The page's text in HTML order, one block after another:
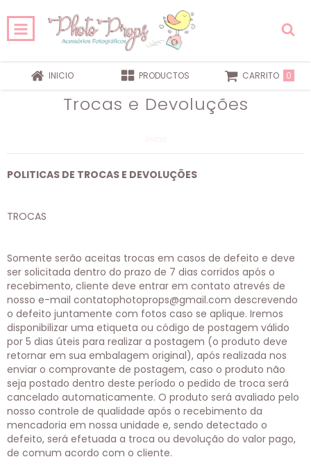
INICIO PRODUCTOS CARRITO 0
Trocas e Devoluções
POLITICAS DE TROCAS E DEVOLUÇÕES
TROCAS
Somente serão aceitas trocas em casos de defeito e deve
ser solicitada dentro do prazo de 7 dias corridos após o
recebimento, cliente deve entrar em contato atrevés de
nosso e-mail contatophotoprops@gmail.com descrevendo
o defeito juntamente com fotos caso se aplique. Iremos
disponibilizar uma etiqueta ou código de postagem válido
por 5 dias úteis para realizar a postagem (o produto deve
retornar em sua embalagem original), após realizada nos
enviar o comprovante de postagem, caso o produto não
seja postado dentro deste período o pedido de troca será
cancelado automaticamente. O produto será avaliado pelo
nosso controle de qualidade após o recebimento da
mencadoria em nossa unidade e, sendo detectado o
defeito, será efetuada a troca ou devolução do valor pago,
de comum acordo com o cliente.